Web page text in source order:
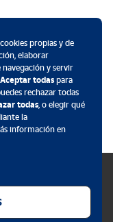
propias y de
elaborar
y servir
Aceptar todaspara
rechazar todas
todas, o elegir qué
la
información en